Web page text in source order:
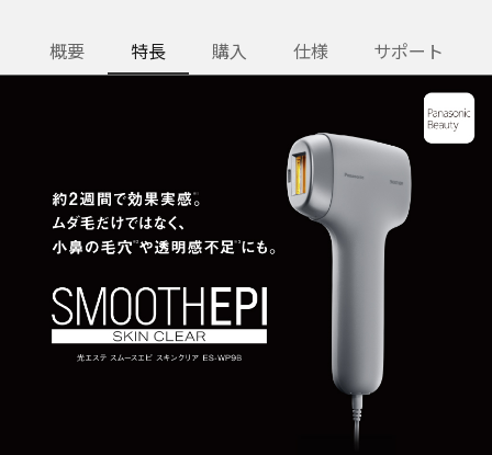
概要 特長 購入 仕様 サポート